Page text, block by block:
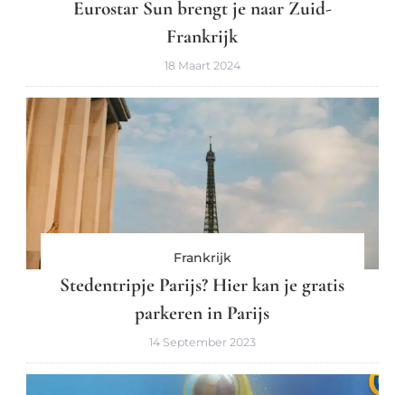
Eurostar Sun brengt je naar Zuid-
Frankrijk
18 Maart 2024
Frankrijk
Stedentripje Parijs? Hier kan je gratis
parkeren in Parijs
14 September 2023